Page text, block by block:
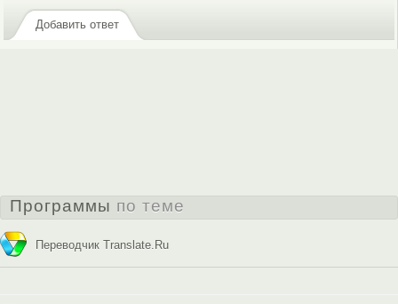
Добавить ответ
Программы по теме
Переводчик Translate.Ru